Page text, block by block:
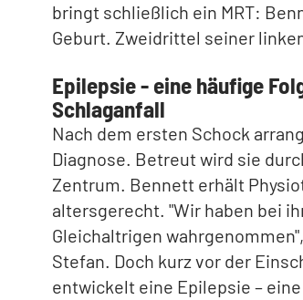
bringt schließlich ein MRT:
Geburt. Zweidrittel seiner
Epilepsie - eine häufige
Schlaganfall
Nach dem ersten Schock
Diagnose. Betreut wird sie
Zentrum. Bennett erhält
altersgerecht. "Wir haben bei
Gleichaltrigen
Stefan. Doch kurz vor der
entwickelt eine Epilepsie –